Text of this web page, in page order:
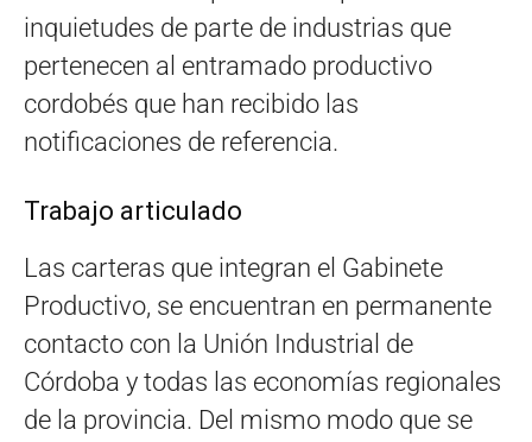
inquietudes de parte de industrias que
pertenecen al entramado productivo
cordobés que han recibido las
notificaciones de referencia.
Trabajo articulado
Las carteras que integran el Gabinete
Productivo, se encuentran en permanente
contacto con la Unión Industrial de
Córdoba y todas las economías regionales
de la provincia. Del mismo modo que se